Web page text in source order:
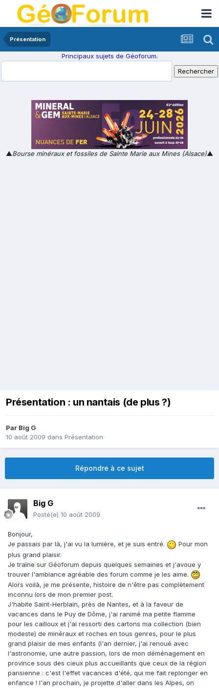
Présentation
Principaux sujets de Géoforum.
▲Bourse minéraux et fossiles de Sainte Marie aux Mines (Alsace)▲
Présentation : un nantais (de plus ?)
Par Big G
10 août 2009 dans Présentation
Répondre à ce sujet
Big G
Posté(e) 10 août 2009
Bonjour,
Je passais par là, j'ai vu la lumière, et je suis entré.
Pour mon
plus grand plaisir.
Je traîne sur Géoforum depuis quelques semaines et j'avoue y
trouver l'ambiance agréable des forum comme je les aime.
Alors voilà, je me présente, histoire de n'être pas complètement
inconnu lors de mon premier post.
J'habite Saint-Herblain, près de Nantes, et à la faveur de
vacances dans le Puy de Dôme, j'ai ranimé ma petite flamme
pour les cailloux et j'ai ressorti des cartons ma collection (bien
modeste) de minéraux et roches en tous genres, pour le plus
grand plaisir de mes enfants (l'an dernier, j'ai renoué avec
l'astronomie, une autre passion, lors de mon déménagement en
province sous des cieux plus accueillants que ceux de la région
parisienne : c'est l'effet vacances d'été, qui me fait replonger en
enfance ! l'an prochain, je projette d'aller dans les Alpes, on